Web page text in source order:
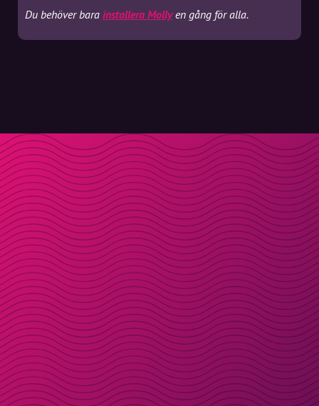
Du behöver bara installera Mollyen gång för alla.